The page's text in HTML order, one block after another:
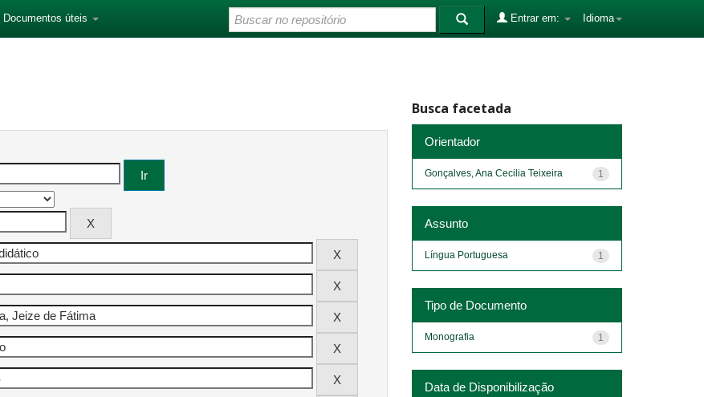
Documentos úteis Idioma
Entrar em:
Busca facetada
Orientador
1
Gonçalves, Ana Cecilia Teixeira
Assunto
1
Língua Portuguesa
Tipo de Documento
1
Monografia
Data de Disponibilização